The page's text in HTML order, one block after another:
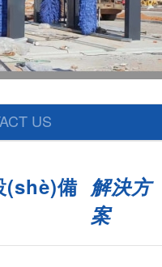
US
(shè)備 解決方
案